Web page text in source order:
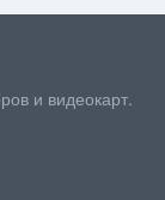
и видеокарт.